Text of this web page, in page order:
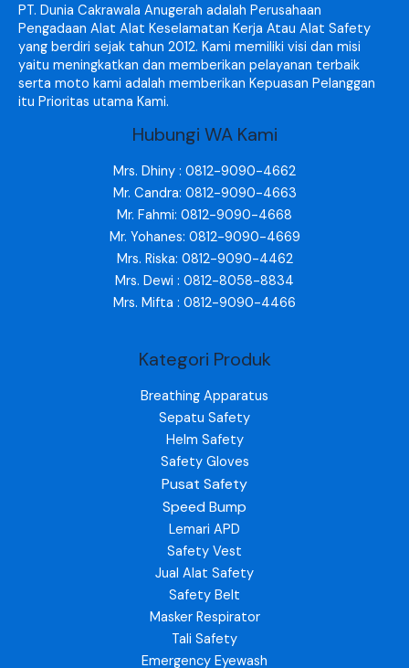
PT. Dunia Cakrawala Anugerah adalah Perusahaan
Pengadaan Alat Alat Keselamatan Kerja Atau Alat Safety
yang berdiri sejak tahun 2012. Kami memiliki visi dan misi
yaitu meningkatkan dan memberikan pelayanan terbaik
serta moto kami adalah memberikan Kepuasan Pelanggan
itu Prioritas utama Kami.
Hubungi WA Kami
Mrs. Dhiny : 0812-9090-4662
Mr. Candra: 0812-9090-4663
Mr. Fahmi: 0812-9090-4668
Mr. Yohanes: 0812-9090-4669
Mrs. Riska: 0812-9090-4462
Mrs. Dewi : 0812-8058-8834
Mrs. Mifta : 0812-9090-4466
Kategori Produk
Breathing Apparatus
Sepatu Safety
Helm Safety
Safety Gloves
Pusat Safety
Speed Bump
Lemari APD
Safety Vest
Jual Alat Safety
Safety Belt
Masker Respirator
Tali Safety
Emergency Eyewash